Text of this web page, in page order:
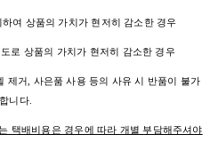
여 상품의 가치가 현저히 감소한 경우
로 상품의 가치가 현저히 감소한 경우
제거, 사은품 사용 등의 사유 시 반품이 불가
니다.
택배비용은 경우에 따라 개별 부담해주셔야